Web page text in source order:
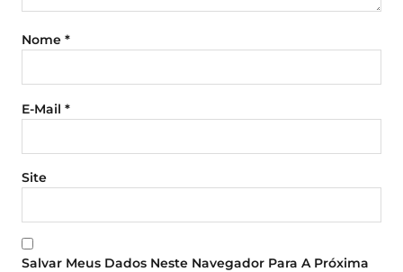
Nome *
E-Mail *
Site
Salvar Meus Dados Neste Navegador Para A Próxima